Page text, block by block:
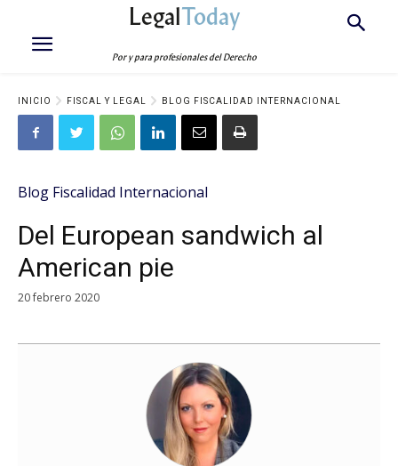
LegalToday
Por y para profesionales del Derecho
INICIO FISCAL Y LEGAL BLOG FISCALIDAD INTERNACIONAL
Blog Fiscalidad Internacional
Del European sandwich al
American pie
20 febrero 2020